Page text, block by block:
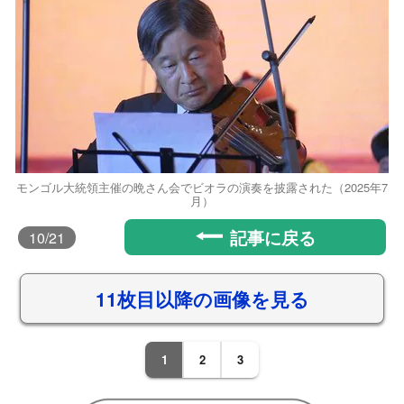
モンゴル大統領主催の晩さん会でビオラの演奏を披露された（2025年7
月）
10/21 記事に戻る
11枚目以降の画像を見る
1 2 3